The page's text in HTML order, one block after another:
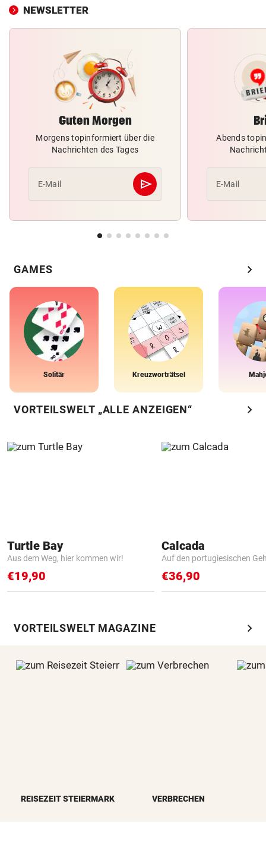
NEWSLETTER
Guten Morgen
Morgens topinformiert über die
Nachrichten des Tages
E-Mail send
Abschicken
Abends
E-Mail
GAMES chevron_right
Solitär Kreuzworträtsel
VORTEILSWELT „ALLE ANZEIGEN“ chevron_right
Turtle Bay
Aus dem Weg, hier kommen wir!
€19,90
Calcada
Auf den portugiesischen
€36,90
VORTEILSWELT MAGAZINE chevron_right
REISEZEIT STEIERMARK VERBRECHEN